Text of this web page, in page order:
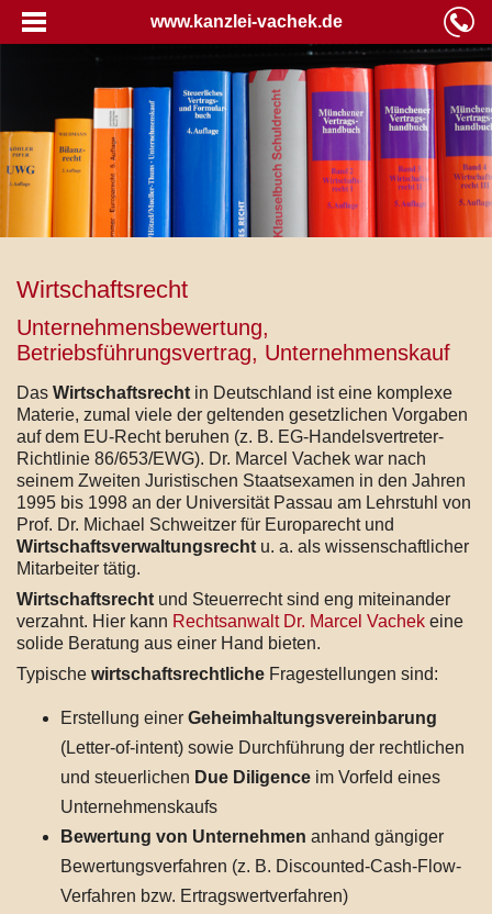
www.kanzlei-vachek.de
Wirtschaftsrecht
Unternehmensbewertung,
Betriebsführungsvertrag, Unternehmenskauf
Das Wirtschaftsrecht in Deutschland ist eine komplexe
Materie, zumal viele der geltenden gesetzlichen Vorgaben
auf dem EU-Recht beruhen (z. B. EG-Handelsvertreter-
Richtlinie 86/653/EWG). Dr. Marcel Vachek war nach
seinem Zweiten Juristischen Staatsexamen in den Jahren
1995 bis 1998 an der Universität Passau am Lehrstuhl von
Prof. Dr. Michael Schweitzer für Europarecht und
Wirtschaftsverwaltungsrecht u. a. als wissenschaftlicher
Mitarbeiter tätig.
Wirtschaftsrecht und Steuerrecht sind eng miteinander
verzahnt. Hier kann Rechtsanwalt Dr. Marcel Vachek eine
solide Beratung aus einer Hand bieten.
Typische wirtschaftsrechtliche Fragestellungen sind:
Erstellung einer Geheimhaltungsvereinbarung
(Letter-of-intent) sowie Durchführung der rechtlichen
und steuerlichen Due Diligence im Vorfeld eines
Unternehmenskaufs
Bewertung von Unternehmen anhand gängiger
Bewertungsverfahren (z. B. Discounted-Cash-Flow-
Verfahren bzw. Ertragswertverfahren)